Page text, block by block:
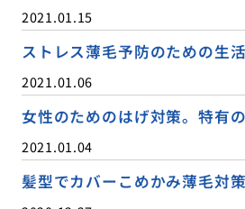
2021.01.15
ストレス薄毛予防のための生
2021.01.06
女性のためのはげ対策。特有
2021.01.04
髪型でカバーこめかみ薄毛対策